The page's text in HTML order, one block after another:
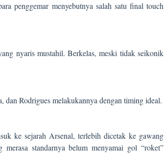
penggemar menyebutnya salah satu final touch
nyaris mustahil. Berkelas, meski tidak seikonik
dan Rodrigues melakukannya dengan timing ideal.
ke sejarah Arsenal, terlebih dicetak ke gawang
standarnya belum menyamai gol “roket”